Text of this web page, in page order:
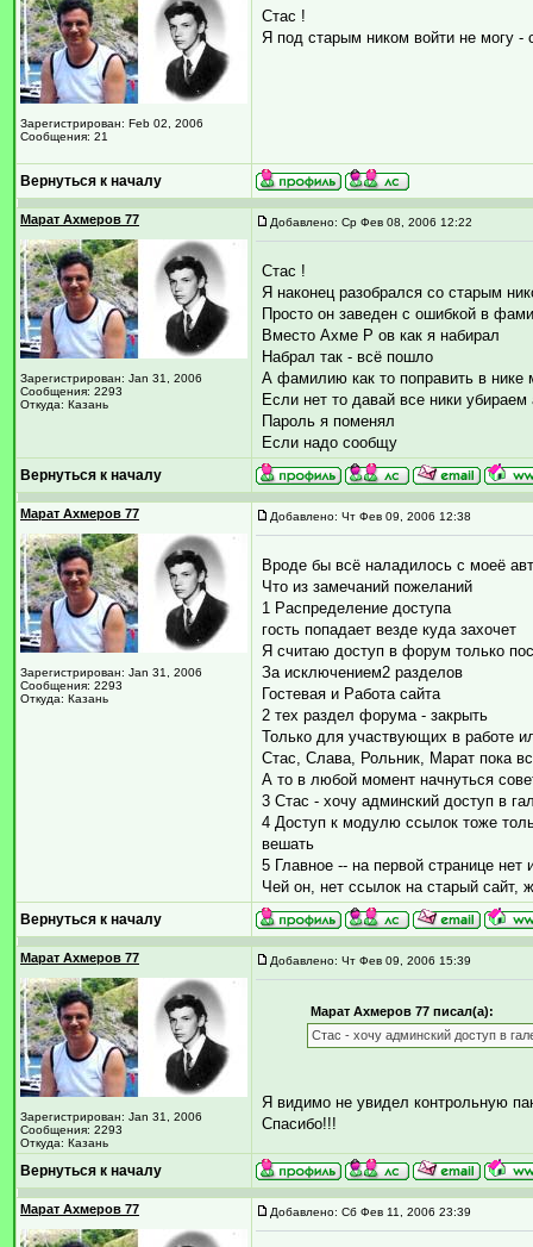
Зарегистрирован: Feb 02, 2006
Сообщения: 21
Стас !
Я под старым ником войти не могу -
Вернуться к началу
Марат Ахмеров 77
Зарегистрирован: Jan 31, 2006
Сообщения: 2293
Откуда: Казань
Добавлено: Ср Фев 08, 2006 12:22
Стас !
Я наконец разобрался со старым
Просто он заведен с ошибкой в
Вместо Ахме Р ов как я набирал
Набрал так - всё пошло
А фамилию как то поправить в нике
Если нет то давай все ники
Пароль я поменял
Если надо сообщу
Вернуться к началу
Марат Ахмеров 77
Зарегистрирован: Jan 31, 2006
Сообщения: 2293
Откуда: Казань
Добавлено: Чт Фев 09, 2006 12:38
Вроде бы всё наладилось с моеё
Что из замечаний пожеланий
1 Распределение доступа
гость попадает везде куда захочет
Я считаю доступ в форум только
За исключением2 разделов
Гостевая и Работа сайта
2 тех раздел форума - закрыть
Только для участвующих в работе
Стас, Слава, Рольник, Марат пока
А то в любой момент начнуться
3 Стас - хочу админский доступ в
4 Доступ к модулю ссылок тоже
вешать
5 Главное -- на первой странице нет
Чей он, нет ссылок на старый
Вернуться к началу
Марат Ахмеров 77
Зарегистрирован: Jan 31, 2006
Сообщения: 2293
Откуда: Казань
Добавлено: Чт Фев 09, 2006 15:39
Марат Ахмеров 77 писал(а):
Стас - хочу админский доступ в
Я видимо не увидел контрольную
Спасибо!!!
Вернуться к началу
Марат Ахмеров 77 Добавлено: Сб Фев 11, 2006 23:39